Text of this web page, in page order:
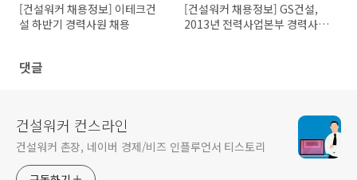
[건설워커 채용정보] 이테크건
설 하반기 경력사원 채용
[건설워커 채용정보] GS건설,
2013년 전력사업본부 경력사
댓글
건설워커 컨스라인
건설워커 촌장, 네이버 경제/비즈 인플루언서 티스토리